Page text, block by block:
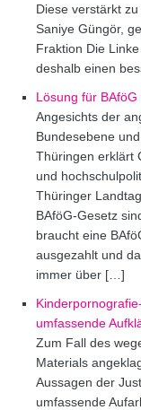
Diese verstärkt
Saniye Güngör,
Fraktion Die
deshalb einen
Lösung für
Angesichts der
Bundesebene
Thüringen erklärt
und
Thüringer
BAföG-Gesetz
braucht eine
ausgezahlt und
immer über […]
umfassende
Zum Fall des
Materials
Aussagen der
umfassende